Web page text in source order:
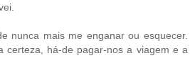
nunca mais me enganar ou esquecer.
certeza, há-de pagar-nos a viagem e a